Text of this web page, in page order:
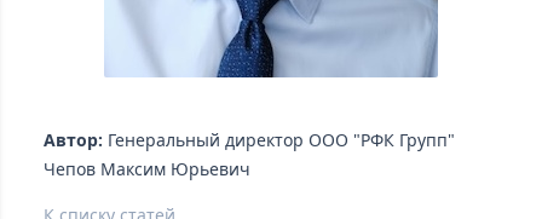
Автор: Генеральный директор ООО "РФК Групп"
Чепов Максим Юрьевич